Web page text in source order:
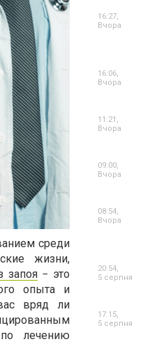
среди
жизни,
запоя− это
опыта и
вряд ли
лечению
16:27,
Вчора
16:06,
Вчора
11:21,
Вчора
09:00,
Вчора
08:54,
Вчора
20:54,
5 серпня
17:15,
5 серпня